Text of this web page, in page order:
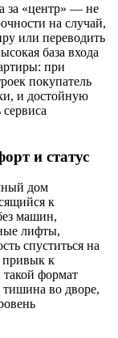
за «центр» — не
на случай,
или переводить
база входа
при
покупатель
и достойную
и статус
дом
к
машин,
лифты,
спуститься на
привык к
формат
во дворе,